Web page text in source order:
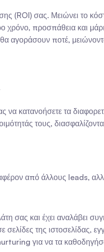
(ROI) σας. Μειώνει το
χρόνο, προσπάθεια και
αγοράσουν ποτέ,
να κατανοήσετε τα
τους,
από άλλους leads,
σας και έχει αναλάβει
σελίδες της
για να τα